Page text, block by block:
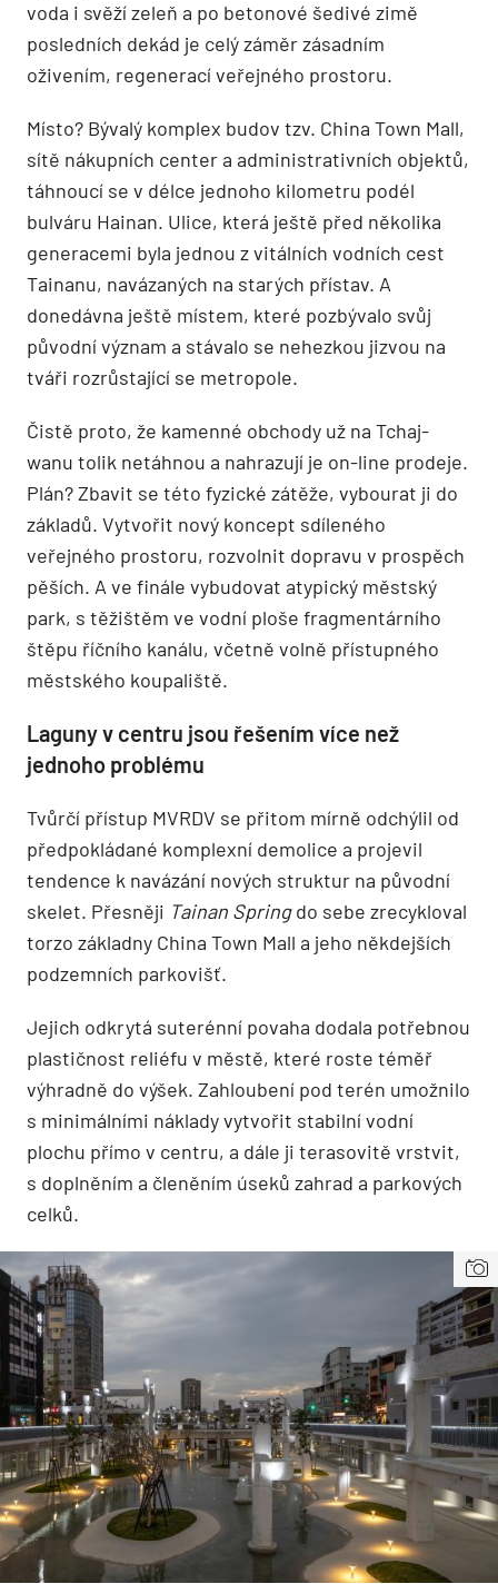
voda i svěží zeleň a po betonové šedivé zimě
posledních dekád je celý záměr zásadním
oživením, regenerací veřejného prostoru.
Místo? Bývalý komplex budov tzv. China Town Mall,
sítě nákupních center a administrativních objektů,
táhnoucí se v délce jednoho kilometru podél
bulváru Hainan. Ulice, která ještě před několika
generacemi byla jednou z vitálních vodních cest
Tainanu, navázaných na starých přístav. A
donedávna ještě místem, které pozbývalo svůj
původní význam a stávalo se nehezkou jizvou na
tváři rozrůstající se metropole.
Čistě proto, že kamenné obchody už na Tchaj-
wanu tolik netáhnou a nahrazují je on-line prodeje.
Plán? Zbavit se této fyzické zátěže, vybourat ji do
základů. Vytvořit nový koncept sdíleného
veřejného prostoru, rozvolnit dopravu v prospěch
pěších. A ve finále vybudovat atypický městský
park, s těžištěm ve vodní ploše fragmentárního
štěpu říčního kanálu, včetně volně přístupného
městského koupaliště.
Laguny v centru jsou řešením více než
jednoho problému
Tvůrčí přístup MVRDV se přitom mírně odchýlil od
předpokládané komplexní demolice a projevil
tendence k navázání nových struktur na původní
skelet. Přesněji Tainan Springdo sebe zrecykloval
torzo základny China Town Mall a jeho někdejších
podzemních parkovišť.
Jejich odkrytá suterénní povaha dodala potřebnou
plastičnost reliéfu v městě, které roste téměř
výhradně do výšek. Zahloubení pod terén umožnilo
s minimálními náklady vytvořit stabilní vodní
plochu přímo v centru, a dále ji terasovitě vrstvit,
s doplněním a členěním úseků zahrad a parkových
celků.